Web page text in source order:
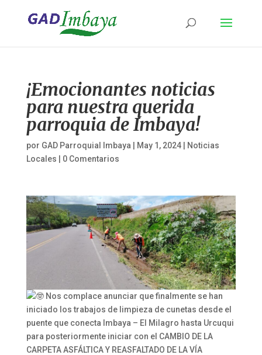
¡Emocionantes noticias
para nuestra querida
parroquia de Imbaya!
por GAD Parroquial Imbaya May 1, 2024|
Noticias
Locales
0 Comentarios
Nos complace anunciar que finalmente se han
iniciado los trabajos de limpieza de cunetas desde el
puente que conecta Imbaya – El Milagro hasta Urcuqui
para posteriormente iniciar con el CAMBIO DE LA
CARPETA ASFÁLTICA Y REASFALTADO DE LA VÍA